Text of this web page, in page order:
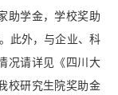
助学金，学校奖助
此外，与企业、科
况请详见《四川大
校研究生院奖助金